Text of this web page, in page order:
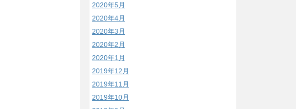
2020年5月
2020年4月
2020年3月
2020年2月
2020年1月
2019年12月
2019年11月
2019年10月